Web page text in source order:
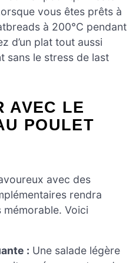
vous êtes prêts à
à 200°C pendant
d’un plat tout aussi
sans le stress de last
AVEC LE
POULET
avec des
rendra
Voici
: Une salade légère